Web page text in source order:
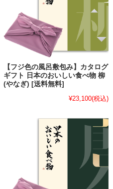
【フジ色の風呂敷包み】カタログ
ギフト 日本のおいしい食べ物 柳
(やなぎ) [送料無料]
¥23,100(税込)